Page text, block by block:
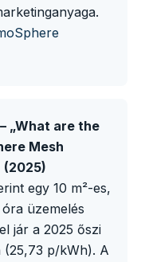
„What are the
Mesh
egy 10 m²-es,
üzemelés
jár a 2025 őszi
(25,73 p/kWh). A